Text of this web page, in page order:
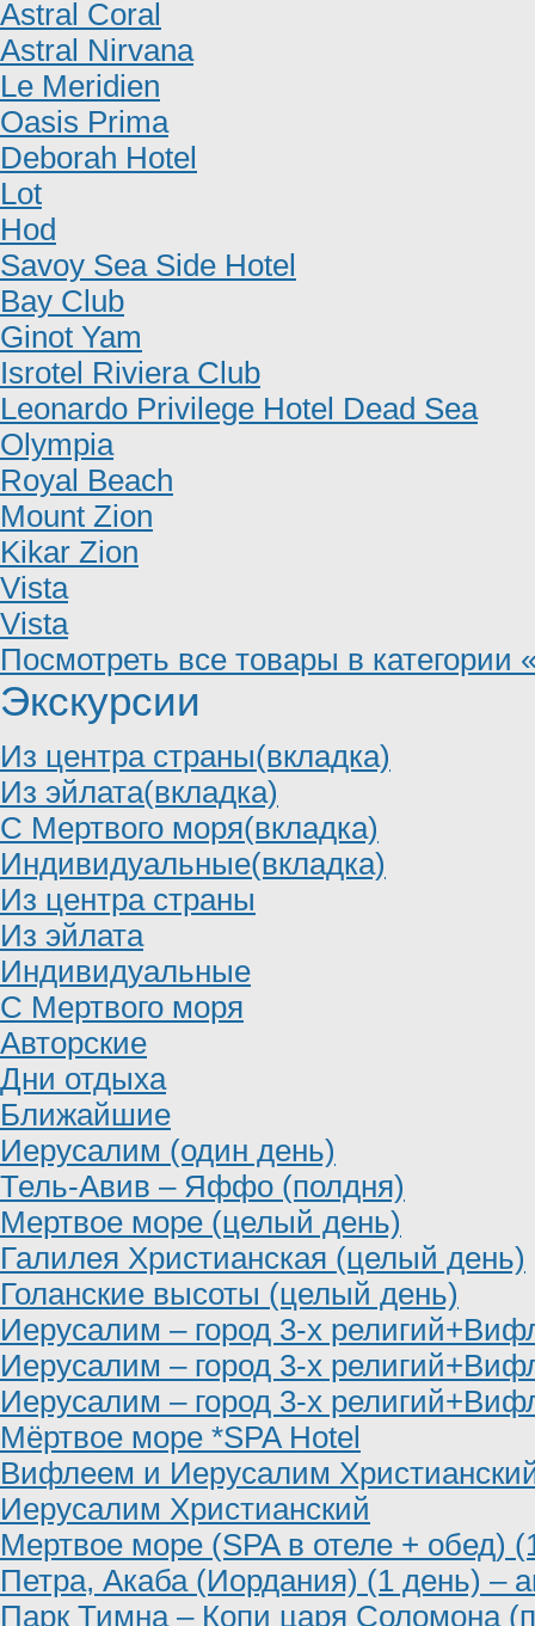
Astral Coral
Astral Nirvana
Le Meridien
Oasis Prima
Deborah Hotel
Lot
Hod
Savoy Sea Side Hotel
Bay Club
Ginot Yam
Isrotel Riviera Club
Leonardo Privilege Hotel Dead Sea
Olympia
Royal Beach
Mount Zion
Kikar Zion
Vista
Vista
Посмотреть все товары в категории
Экскурсии
Из центра страны(вкладка)
Из эйлата(вкладка)
С Мертвого моря(вкладка)
Индивидуальные(вкладка)
Из центра страны
Из эйлата
Индивидуальные
С Мертвого моря
Авторские
Дни отдыха
Ближайшие
Иерусалим (один день)
Тель-Авив – Яффо (полдня)
Мертвое море (целый день)
Галилея Христианская (целый день)
Голанские высоты (целый день)
Иерусалим – город 3-х
Иерусалим – город 3-х
Иерусалим – город 3-х
Мёртвое море *SPA Hotel
Вифлеем и Иерусалим
Иерусалим Христианский
Мертвое море (SPA в отеле + обед)
Петра, Акаба (Иордания) (1 день) –
Парк Тимна – Копи царя Соломона